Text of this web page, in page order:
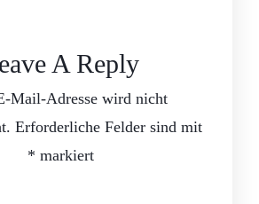
A Reply
Mail-Adresse wird nicht
Erforderliche Felder sind mit
* markiert